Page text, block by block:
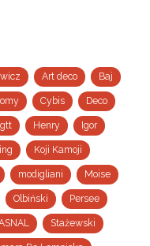
Art deco Baj
Cybis Deco
Henry Igor
Koji Kamoji
modigliani Moise
Olbiński Persee
Stażewski